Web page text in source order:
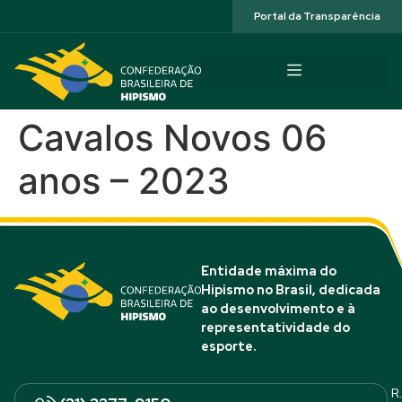
Portal da Transparência
Cavalos Novos 06
anos – 2023
Entidade máxima do
Hipismo no Brasil, dedicada
ao desenvolvimento e à
representatividade do
esporte.
R.